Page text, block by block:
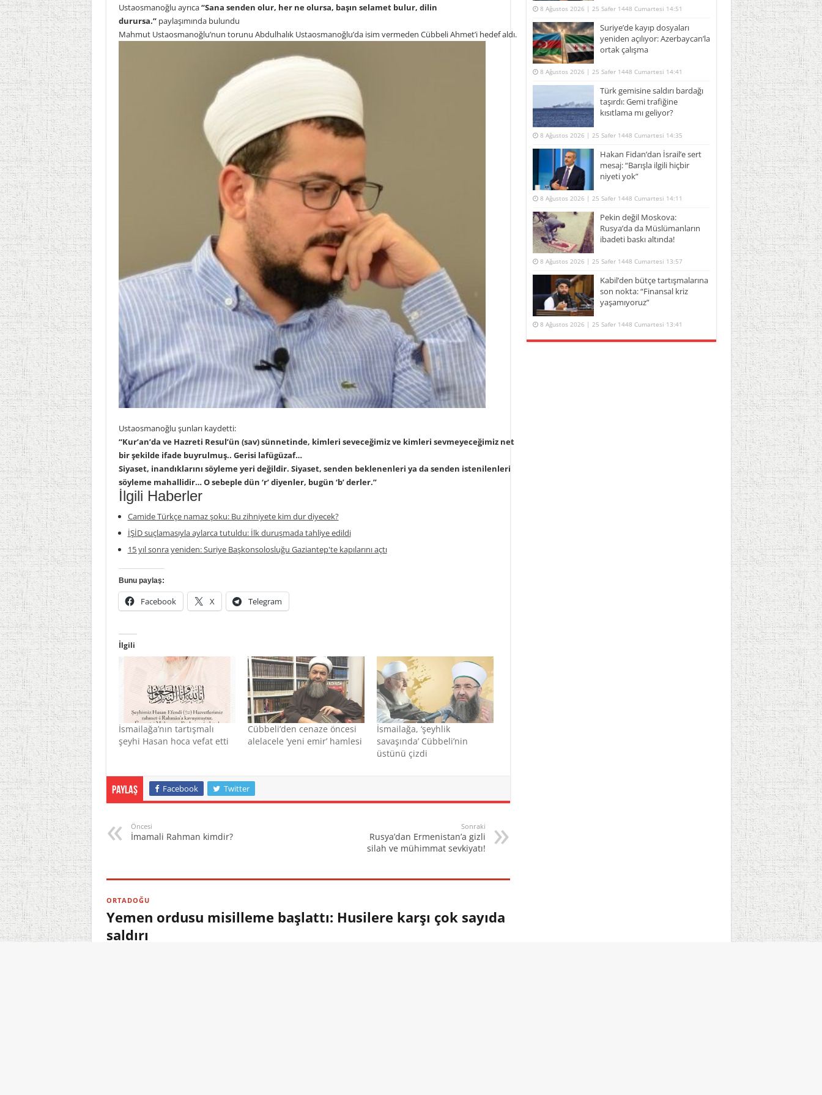
Ustaosmanoğlu ayrıca“Sana senden olur, her ne olursa, başın selamet bulur, dilin
durursa.”paylaşımında bulundu
Mahmut Ustaosmanoğlu’nun torunu Abdulhalık Ustaosmanoğlu’da isim vermeden Cübbeli Ahmet’i hedef aldı.
Ustaosmanoğlu şunları kaydetti:
“Kur’an’da ve Hazreti Resul’ün (sav) sünnetinde, kimleri seveceğimiz ve kimleri sevmeyeceğimiz net
bir şekilde ifade buyrulmuş.. Gerisi lafügüzaf…
Siyaset, inandıklarını söyleme yeri değildir. Siyaset, senden beklenenleri ya da senden istenilenleri
söyleme mahallidir… O sebeple dün ‘r’ diyenler, bugün ‘b’ derler.”
İlgili Haberler
Camide Türkçe namaz şoku: Bu zihniyete kim dur diyecek?
İŞİD suçlamasıyla aylarca tutuldu: İlk duruşmada tahliye edildi
15 yıl sonra yeniden: Suriye Başkonsolosluğu Gaziantep'te kapılarını açtı
Bunu paylaş:
Facebook X Telegram
İlgili
İsmailağa’nın tartışmalı
şeyhi Hasan hoca vefat etti
Cübbeli’den cenaze öncesi
alelacele ‘yeni emir’ hamlesi
İsmailağa, ‘şeyhlik
savaşında’ Cübbeli’nin
üstünü çizdi
Paylaş Facebook Twitter
Öncesi
İmamali Rahman kimdir?
Sonraki
Rusya’dan Ermenistan’a gizli
silah ve mühimmat sevkiyatı!
ORTADOĞU
Yemen ordusu misilleme başlattı: Husilere karşı çok sayıda
saldırı
8 Ağustos 2026 | 25 Safer 1448 Cumartesi 14:51
Suriye’de kayıp dosyaları
yeniden açılıyor: Azerbaycan’la
ortak çalışma
8 Ağustos 2026 | 25 Safer 1448 Cumartesi 14:41
Türk gemisine saldırı bardağı
taşırdı: Gemi trafiğine
kısıtlama mı geliyor?
8 Ağustos 2026 | 25 Safer 1448 Cumartesi 14:35
Hakan Fidan’dan İsrail’e sert
mesaj: “Barışla ilgili hiçbir
niyeti yok”
8 Ağustos 2026 | 25 Safer 1448 Cumartesi 14:11
Pekin değil Moskova:
Rusya’da da Müslümanların
ibadeti baskı altında!
8 Ağustos 2026 | 25 Safer 1448 Cumartesi 13:57
Kabil’den bütçe tartışmalarına
son nokta: “Finansal kriz
yaşamıyoruz”
8 Ağustos 2026 | 25 Safer 1448 Cumartesi 13:41